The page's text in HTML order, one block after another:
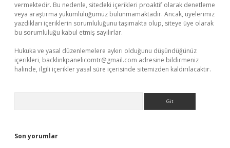
vermektedir. Bu nedenle, sitedeki içerikleri proaktif olarak denetleme
veya araştırma yükümlülüğümüz bulunmamaktadır. Ancak, üyelerimiz
yazdıkları içeriklerin sorumluluğunu taşımakta olup, siteye üye olarak
bu sorumluluğu kabul etmiş sayılırlar.
Hukuka ve yasal düzenlemelere aykırı olduğunu düşündüğünüz
içerikleri, backlinkpanelicomtr@gmail.com adresine bildirmeniz
halinde, ilgili içerikler yasal süre içerisinde sitemizden kaldırılacaktır.
Son yorumlar